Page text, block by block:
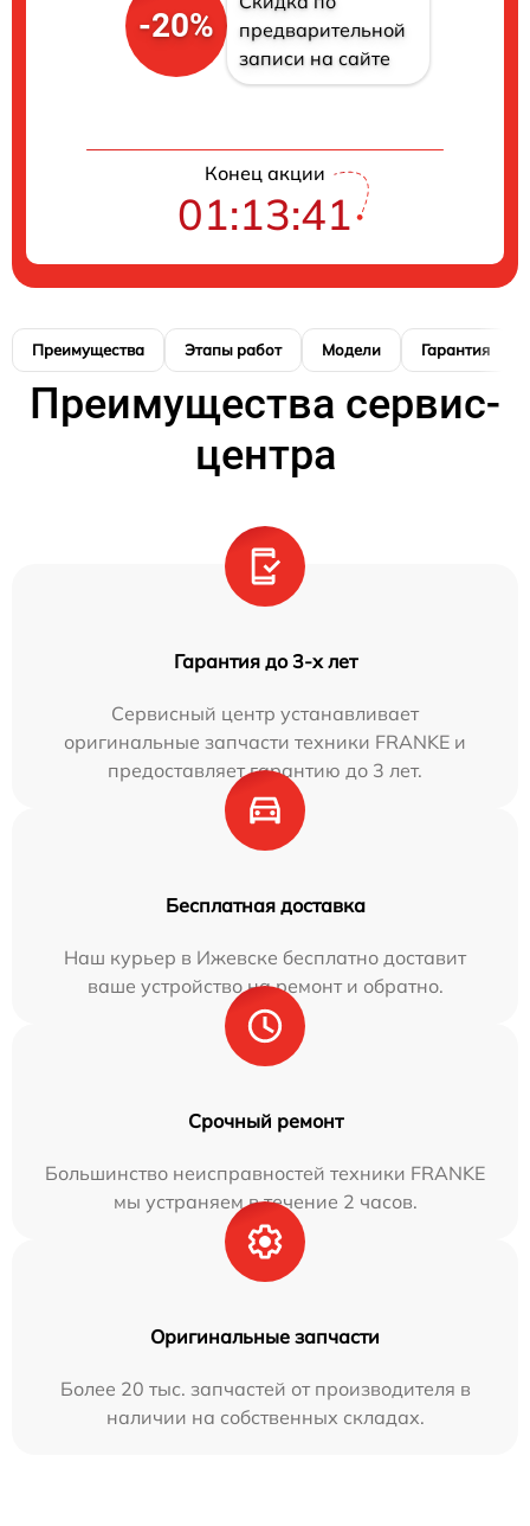
-20%
предварительной
записи на сайте
Конец акции
01:13:41
Преимущества Этапы работ Модели Гарантия
Преимущества сервис-
центра
Гарантия до 3-х лет
Сервисный центр устанавливает
оригинальные запчасти техники FRANKE и
предоставляет гарантию до 3 лет.
Бесплатная доставка
Наш курьер в Ижевске бесплатно доставит
ваше устройство на ремонт и обратно.
Срочный ремонт
Большинство неисправностей техники FRANKE
мы устраняем в течение 2 часов.
Оригинальные запчасти
Более 20 тыс. запчастей от производителя в
наличии на собственных складах.